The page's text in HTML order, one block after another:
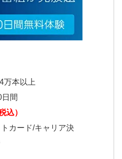
万本以上
間
込）
カード/キャリア決